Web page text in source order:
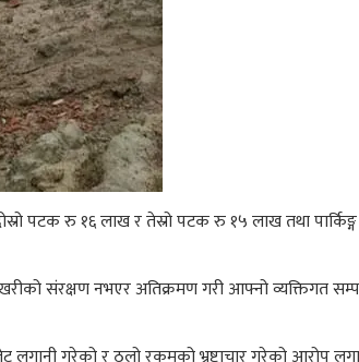
पटक रु १६ लाख र तेस्रो पटक रु १५ लाख तथा
संरक्षण नभएर अतिक्रमण गरी आफ्नो व्यक्तिगत